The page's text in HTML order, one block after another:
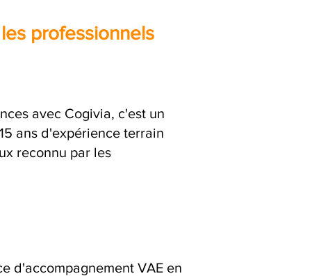
professionnels
avec Cogivia, c'est un
ans d'expérience terrain
reconnu par les
d'accompagnement VAE en